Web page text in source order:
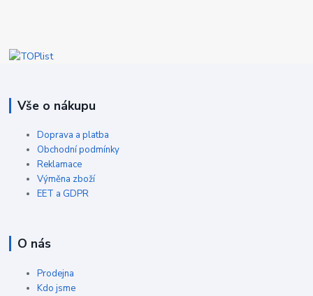
Vše o nákupu
Doprava a platba
Obchodní podmínky
Reklamace
Výměna zboží
EET a GDPR
O nás
Prodejna
Kdo jsme